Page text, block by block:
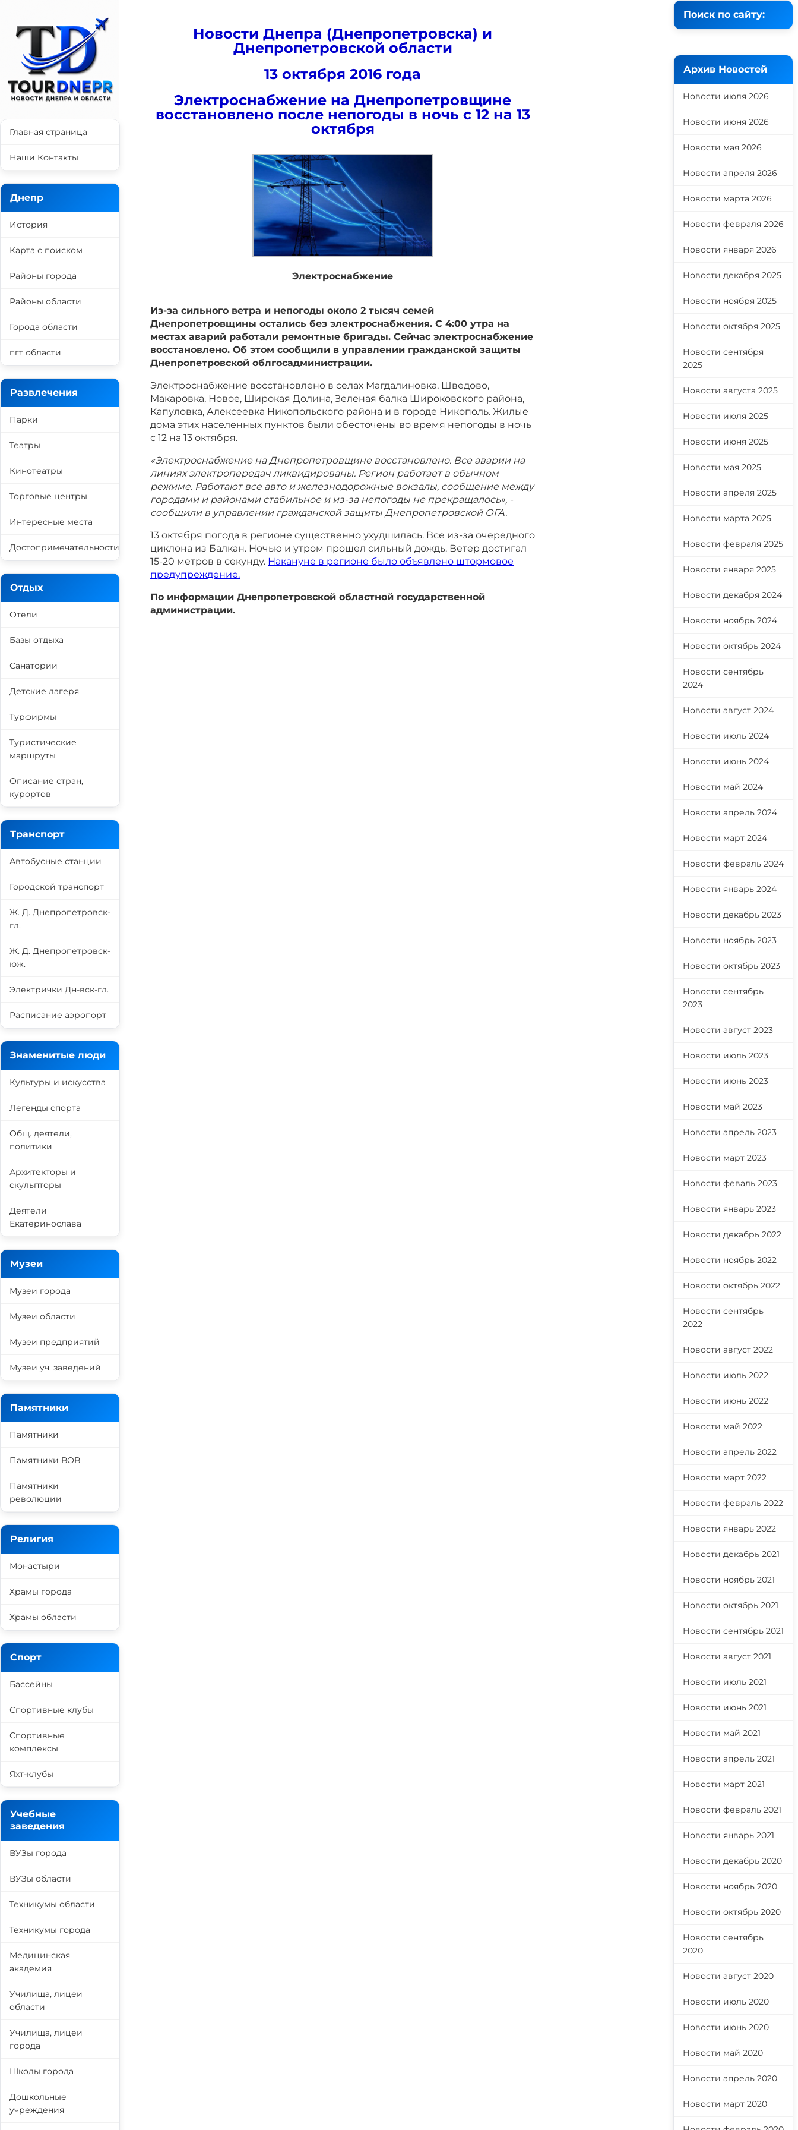
Новости Днепра (Днепропетровска) и
Днепропетровской области
13 октября 2016 года
Электроснабжение на Днепропетровщине
восстановлено после непогоды в ночь с 12 на 13
октября
Электроснабжение
Из-за сильного ветра и непогоды около 2 тысяч семей
Днепропетровщины остались без электроснабжения. С 4:00 утра на
местах аварий работали ремонтные бригады. Сейчас электроснабжение
восстановлено. Об этом сообщили в управлении гражданской защиты
Днепропетровской облгосадминистрации.
Электроснабжение восстановлено в селах Магдалиновка, Шведово,
Макаровка, Новое, Широкая Долина, Зеленая балка Широковского района,
Капуловка, Алексеевка Никопольского района и в городе Никополь. Жилые
дома этих населенных пунктов были обесточены во время непогоды в ночь
с 12 на 13 октября.
«Электроснабжение на Днепропетровщине восстановлено. Все аварии на
линиях электропередач ликвидированы. Регион работает в обычном
режиме. Работают все авто и железнодорожные вокзалы, сообщение между
городами и районами стабильное и из-за непогоды не прекращалось», -
сообщили в управлении гражданской защиты Днепропетровской ОГА.
13 октября погода в регионе существенно ухудшилась. Все из-за очередного
циклона из Балкан. Ночью и утром прошел сильный дождь. Ветер достигал
15-20 метров в секунду. Накануне в регионе было объявлено штормовое
предупреждение.
По информации Днепропетровской областной государственной
администрации.
Главная страница
Наши Контакты
Днепр
История
Карта с поиском
Районы города
Районы области
Города области
пгт области
Развлечения
Парки
Театры
Кинотеатры
Торговые центры
Интересные места
Достопримечательности
Отдых
Отели
Базы отдыха
Санатории
Детские лагеря
Турфирмы
Туристические
маршруты
Описание стран,
курортов
Транспорт
Автобусные станции
Городской транспорт
Ж. Д. Днепропетровск-
гл.
Ж. Д. Днепропетровск-
юж.
Электрички Дн-вск-гл.
Расписание аэропорт
Знаменитые люди
Культуры и искусства
Легенды спорта
Общ. деятели,
политики
Архитекторы и
скульпторы
Деятели
Екатеринослава
Музеи
Музеи города
Музеи области
Музеи предприятий
Музеи уч. заведений
Памятники
Памятники
Памятники ВОВ
Памятники
революции
Религия
Монастыри
Храмы города
Храмы области
Спорт
Бассейны
Спортивные клубы
Спортивные
комплексы
Яхт-клубы
Учебные
заведения
ВУЗы города
ВУЗы области
Техникумы области
Техникумы города
Медицинская
академия
Училища, лицеи
области
Училища, лицеи
города
Школы города
Дошкольные
учреждения
Поиск по сайту:
Архив Новостей
Новости июля 2026
Новости июня 2026
Новости мая 2026
Новости апреля 2026
Новости марта 2026
Новости февраля 2026
Новости января 2026
Новости декабря 2025
Новости ноября 2025
Новости октября 2025
Новости сентября
2025
Новости августа 2025
Новости июля 2025
Новости июня 2025
Новости мая 2025
Новости апреля 2025
Новости марта 2025
Новости февраля 2025
Новости января 2025
Новости декабря 2024
Новости ноябрь 2024
Новости октябрь 2024
Новости сентябрь
2024
Новости август 2024
Новости июль 2024
Новости июнь 2024
Новости май 2024
Новости апрель 2024
Новости март 2024
Новости февраль 2024
Новости январь 2024
Новости декабрь 2023
Новости ноябрь 2023
Новости октябрь 2023
Новости сентябрь
2023
Новости август 2023
Новости июль 2023
Новости июнь 2023
Новости май 2023
Новости апрель 2023
Новости март 2023
Новости феваль 2023
Новости январь 2023
Новости декабрь 2022
Новости ноябрь 2022
Новости октябрь 2022
Новости сентябрь
2022
Новости август 2022
Новости июль 2022
Новости июнь 2022
Новости май 2022
Новости апрель 2022
Новости март 2022
Новости февраль 2022
Новости январь 2022
Новости декабрь 2021
Новости ноябрь 2021
Новости октябрь 2021
Новости сентябрь 2021
Новости август 2021
Новости июль 2021
Новости июнь 2021
Новости май 2021
Новости апрель 2021
Новости март 2021
Новости февраль 2021
Новости январь 2021
Новости декабрь 2020
Новости ноябрь 2020
Новости октябрь 2020
Новости сентябрь
2020
Новости август 2020
Новости июль 2020
Новости июнь 2020
Новости май 2020
Новости апрель 2020
Новости март 2020